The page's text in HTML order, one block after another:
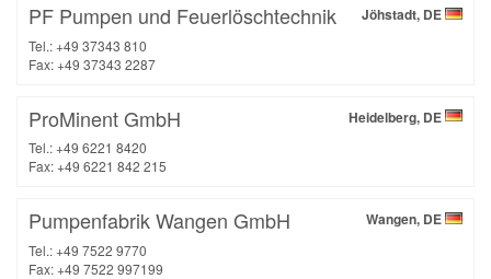
Jöhstadt, DE
PF Pumpen und Feuerlöschtechnik
Tel.: +49 37343 810
Fax: +49 37343 2287
Heidelberg, DE
ProMinent GmbH
Tel.: +49 6221 8420
Fax: +49 6221 842 215
Wangen, DE
Pumpenfabrik Wangen GmbH
Tel.: +49 7522 9770
Fax: +49 7522 997199